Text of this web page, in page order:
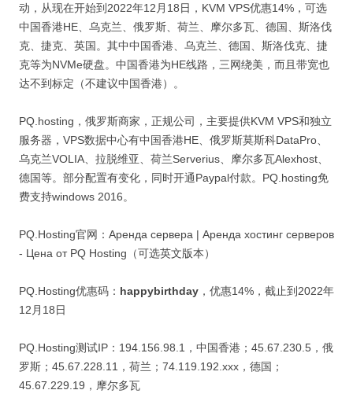
动，从现在开始到2022年12月18日，KVM VPS优惠14%，可选
中国香港HE、乌克兰、俄罗斯、荷兰、摩尔多瓦、德国、斯洛伐
克、捷克、英国。其中中国香港、乌克兰、德国、斯洛伐克、捷
克等为NVMe硬盘。中国香港为HE线路，三网绕美，而且带宽也
达不到标定（不建议中国香港）。
PQ.hosting，俄罗斯商家，正规公司，主要提供KVM VPS和独立
服务器，VPS数据中心有中国香港HE、俄罗斯莫斯科DataPro、
乌克兰VOLIA、拉脱维亚、荷兰Serverius、摩尔多瓦Alexhost、
德国等。部分配置有变化，同时开通Paypal付款。PQ.hosting免
费支持windows 2016。
PQ.Hosting官网：Аренда сервера | Аренда хостинг серверов
- Цена от PQ Hosting（可选英文版本）
PQ.Hosting优惠码： happybirthday ，优惠14%，截止到2022年
12月18日
PQ.Hosting测试IP：194.156.98.1，中国香港；45.67.230.5，俄
罗斯；45.67.228.11，荷兰；74.119.192.xxx，德国；
45.67.229.19，摩尔多瓦